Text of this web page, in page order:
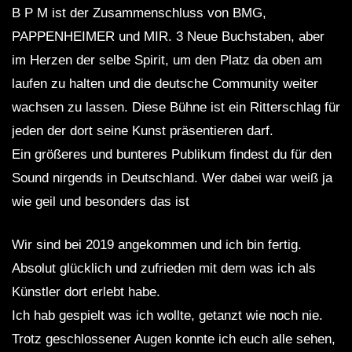
B P M ist der Zusammenschluss von BMG,
PAPPENHEIMER und MIR. 3 Neue Buchstaben, aber
im Herzen der selbe Spirit, um den Platz da oben am
laufen zu halten und die deutsche Community weiter
wachsen zu lassen. Diese Bühne ist ein Ritterschlag für
jeden der dort seine Kunst präsentieren darf.
Ein größeres und bunteres Publikum findest du für den
Sound nirgends in Deutschland. Wer dabei war weiß ja
wie geil und besonders das ist
Wir sind bei 2019 angekommen und ich bin fertig.
Absolut glücklich und zufrieden mit dem was ich als
Künstler dort erlebt habe.
Ich hab gespielt was ich wollte, getanzt wie noch nie.
Trotz geschlossener Augen konnte ich euch alle sehen,